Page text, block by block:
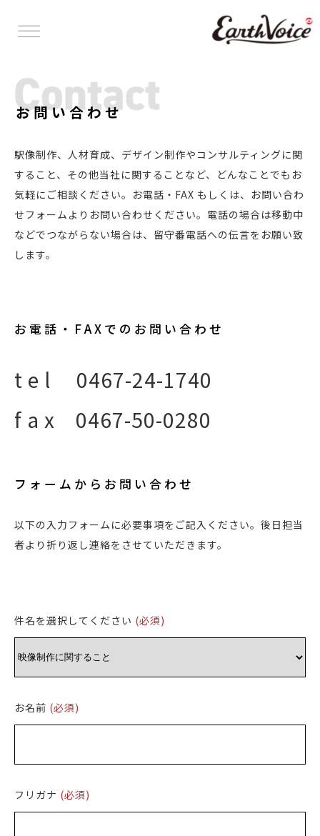
お問い合わせ
駅像制作、人材育成、デザイン制作やコンサルティングに関
すること、その他当社に関することなど、どんなことでもお
気軽にご相談ください。お電話・FAX もしくは、お問い合わ
せフォームよりお問い合わせください。電話の場合は移動中
などでつながらない場合は、留守番電話への伝言をお願い致
します。
お 電 話 ・ F A X で の お 問 い 合 わ せ
t e l 0467-24-1740
f a x 0467-50-0280
フ ォ ー ム か ら お 問 い 合 わ せ
以下の入力フォームに必要事項をご記入ください。後日担当
者より折り返し連絡をさせていただきます。
件名を選択してください (必須)
お名前 (必須)
フリガナ (必須)